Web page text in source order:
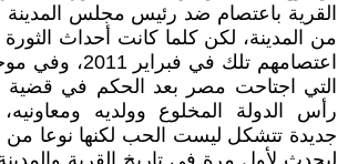
القرية باعتصام ضد رئيس مجلس
من المدينة، لكن كلما كانت أحداث الثورة
اعتصامهم تلك في
التي اجتاحت مصر بعد الحكم في قضية
رأس الدولة المخلوع وولديه
جديدة تتشكل ليست الحب لكنها نوعا من